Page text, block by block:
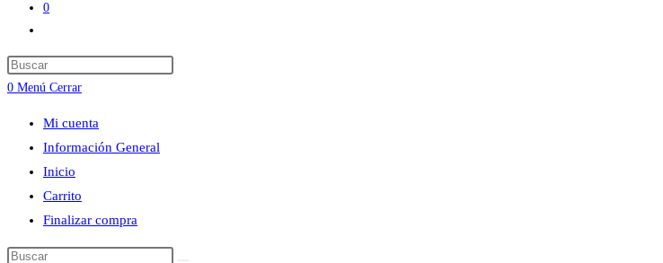
0
de
la
web
0 Menú Cerrar
Mi cuenta
Información General
Inicio
Carrito
Finalizar compra
Buscar